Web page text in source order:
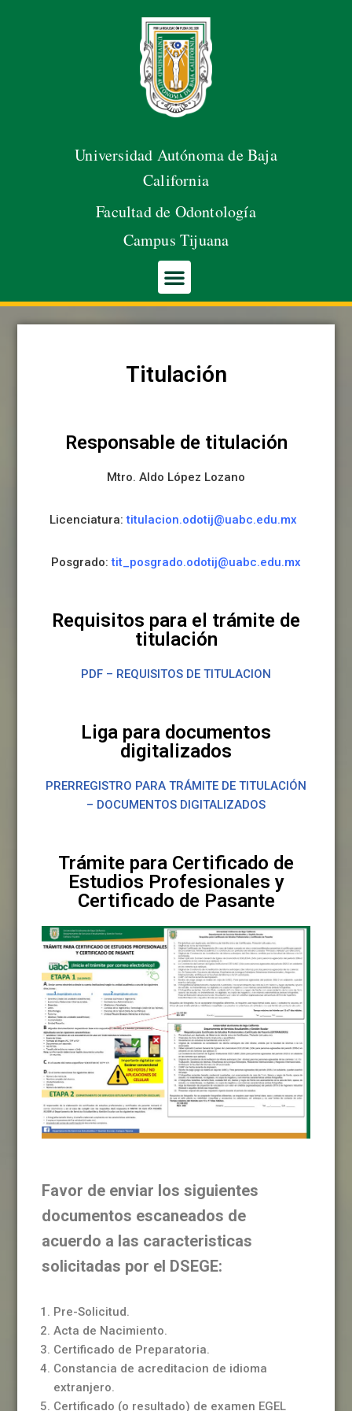
Abrir barra de herramientas
Universidad Autónoma de Baja
California
Facultad de Odontología
Campus Tijuana
Titulación
Responsable de titulación
Mtro. Aldo López Lozano
Licenciatura:titulacion.odotij@uabc.edu.mx
Posgrado:tit_posgrado.odotij@uabc.edu.mx
Requisitos para el trámite de
titulación
PDF – REQUISITOS DE TITULACION
Liga para documentos
digitalizados
PRERREGISTRO PARA TRÁMITE DE TITULACIÓN
– DOCUMENTOS DIGITALIZADOS
Trámite para Certificado de
Estudios Profesionales y
Certificado de Pasante
Favor de enviar los siguientes
documentos escaneados de
acuerdo a las caracteristicas
solicitadas por el DSEGE:
Pre-Solicitud.
Acta de Nacimiento.
Certificado de Preparatoria.
Constancia de acreditacion de idioma
extranjero.
Certificado (o resultado) de examen EGEL